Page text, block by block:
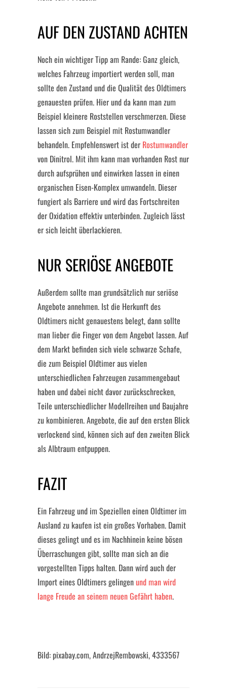
AUF DEN ZUSTAND ACHTEN
Noch ein wichtiger Tipp am Rande: Ganz gleich,
welches Fahrzeug importiert werden soll, man
sollte den Zustand und die Qualität des Oldtimers
genauesten prüfen. Hier und da kann man zum
Beispiel kleinere Roststellen verschmerzen. Diese
lassen sich zum Beispiel mit Rostumwandler
behandeln. Empfehlenswert ist der Rostumwandler
von Dinitrol. Mit ihm kann man vorhanden Rost nur
durch aufsprühen und einwirken lassen in einen
organischen Eisen-Komplex umwandeln. Dieser
fungiert als Barriere und wird das Fortschreiten
der Oxidation effektiv unterbinden. Zugleich lässt
er sich leicht überlackieren.
NUR SERIÖSE ANGEBOTE
Außerdem sollte man grundsätzlich nur seriöse
Angebote annehmen. Ist die Herkunft des
Oldtimers nicht genauestens belegt, dann sollte
man lieber die Finger von dem Angebot lassen. Auf
dem Markt befinden sich viele schwarze Schafe,
die zum Beispiel Oldtimer aus vielen
unterschiedlichen Fahrzeugen zusammengebaut
haben und dabei nicht davor zurückschrecken,
Teile unterschiedlicher Modellreihen und Baujahre
zu kombinieren. Angebote, die auf den ersten Blick
verlockend sind, können sich auf den zweiten Blick
als Albtraum entpuppen.
FAZIT
Ein Fahrzeug und im Speziellen einen Oldtimer im
Ausland zu kaufen ist ein großes Vorhaben. Damit
dieses gelingt und es im Nachhinein keine bösen
Überraschungen gibt, sollte man sich an die
vorgestellten Tipps halten. Dann wird auch der
Import eines Oldtimers gelingenund man wird
lange Freude an seinem neuen Gefährt haben.
Bild: pixabay.com, AndrzejRembowski, 4333567